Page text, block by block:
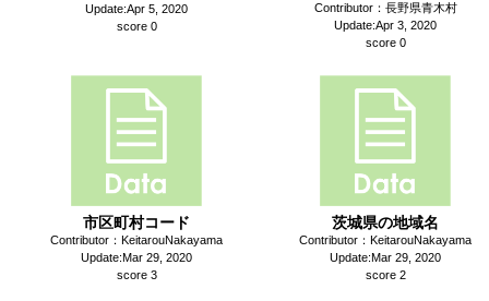
Update:Apr 5, 2020
score 0
Contributor：長野県青木村
Update:Apr 3, 2020
score 0
市区町村コード
Contributor：KeitarouNakayama
Update:Mar 29, 2020
score 3
茨城県の地域名
Contributor：KeitarouNakayama
Update:Mar 29, 2020
score 2